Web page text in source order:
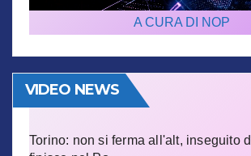
A CURA DI NOP
VIDEO NEWS
Torino: non si ferma all'alt, inseguito